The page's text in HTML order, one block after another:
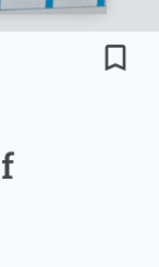
bookmark_border